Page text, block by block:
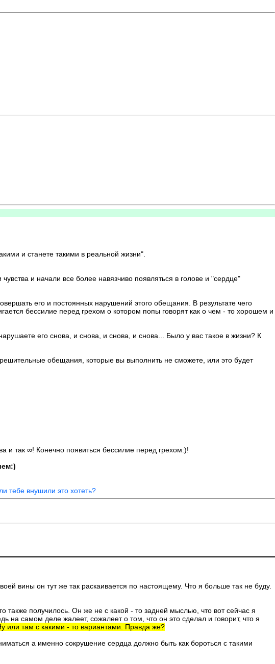
и станете такими в реальной жизни".
и начали все более навязчиво появляться в голове и "сердце"
его и постоянных нарушений этого обещания. В результате чего
бессилие перед грехом о котором попы говорят как о чем - то хорошем и
его снова, и снова, и снова, и снова... Было у вас такое в жизни? К
обещания, которые вы выполнить не сможете, или это будет
и так ∞! Конечно появиться бессилие перед грехом:)!
тебе внушили это хотеть?
вины он тут же так раскаивается по настоящему. Что я больше так не буду.
также получилось. Он же не с какой - то задней мыслью, что вот сейчас я
самом деле жалеет, сожалеет о том, что он это сделал и говорит, что я
или там с какими - то вариантами. Правда же?
а именно сокрушение сердца должно быть как бороться с такими